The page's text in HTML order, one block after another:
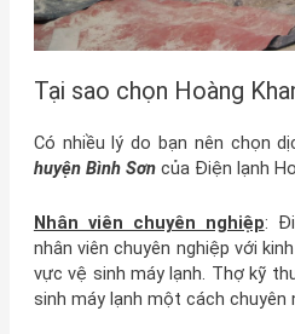
Tại sao chọn Hoàng
Có nhiều lý do bạn nên chọn
huyện Bình Sơncủa Điện lạnh
Nhân viên chuyên nghiệp:
nhân viên chuyên nghiệp với
vực vệ sinh máy lạnh. Thợ kỹ
sinh máy lạnh một cách chuyên